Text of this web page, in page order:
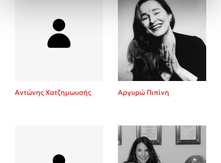
Αντώνης Χατζημωυσής Αργυρώ Πιπίνη